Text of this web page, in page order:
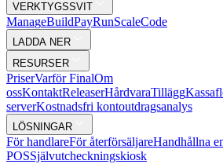
VERKTYGSSVIT
ManageBuildPayRunScaleCode
LADDA NER
RESURSER
PriserVarför FinalOm
ossKontaktReleaserHårdvaraTillägg
serverKostnadsfri kontoutdragsanalys
LÖSNINGAR
För handlareFör återförsäljareHandhållna
POSSjälvutcheckningskiosk